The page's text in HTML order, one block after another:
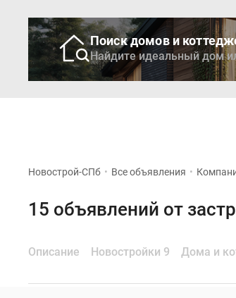
Поиск домов и
Найдите идеальный дом
Новострой-СПб • Все объявления •
15 объявлений от
Описание Новостройки 9 Дома и